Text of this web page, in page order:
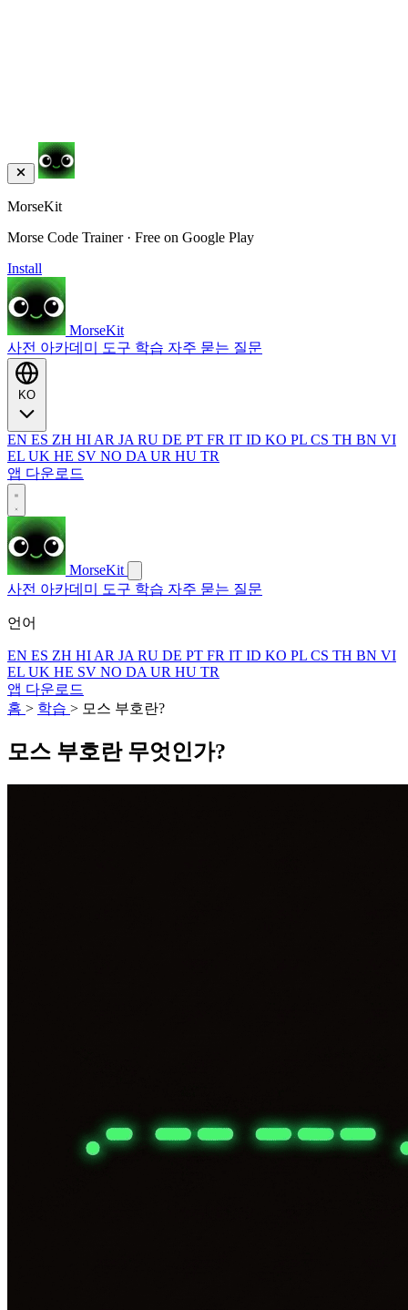
MorseKit
Morse Code Trainer · Free on Google Play
Install
MorseKit
사전 아카데미 도구 학습 자주 묻는 질문
EN ES ZH HI AR JA RU DE PT FR IT ID KO PL CS TH BN VI
EL UK HE SV NO DA UR HU TR
앱 다운로드
MorseKit
사전 아카데미 도구 학습 자주 묻는 질문
언어
EN ES ZH HI AR JA RU DE PT FR IT ID KO PL CS TH BN VI
EL UK HE SV NO DA UR HU TR
앱 다운로드
홈 > 학습 > 모스 부호란?
모스 부호란 무엇인가?